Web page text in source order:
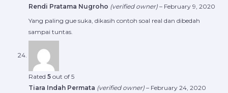
Rendi Pratama Nugroho (verified owner) – February 9, 2020
Yang paling gue suka, dikasih contoh soal real dan dibedah
sampai tuntas.
Rated 5 out of 5
Tiara Indah Permata (verified owner) – February 24, 2020